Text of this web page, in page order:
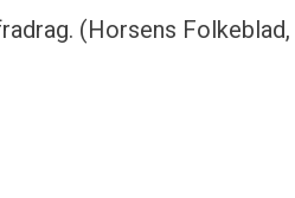
(Horsens Folkeblad,